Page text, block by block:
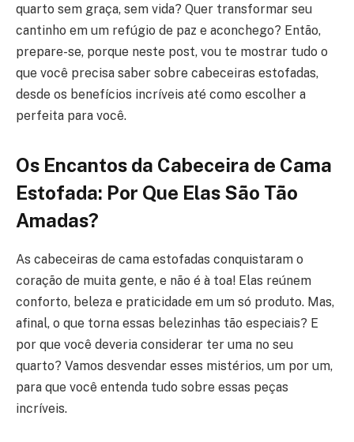
quarto sem graça, sem vida? Quer transformar seu
cantinho em um refúgio de paz e aconchego? Então,
prepare-se, porque neste post, vou te mostrar tudo o
que você precisa saber sobre cabeceiras estofadas,
desde os benefícios incríveis até como escolher a
perfeita para você.
Os Encantos da Cabeceira de Cama
Estofada: Por Que Elas São Tão
Amadas?
As cabeceiras de cama estofadas conquistaram o
coração de muita gente, e não é à toa! Elas reúnem
conforto, beleza e praticidade em um só produto. Mas,
afinal, o que torna essas belezinhas tão especiais? E
por que você deveria considerar ter uma no seu
quarto? Vamos desvendar esses mistérios, um por um,
para que você entenda tudo sobre essas peças
incríveis.